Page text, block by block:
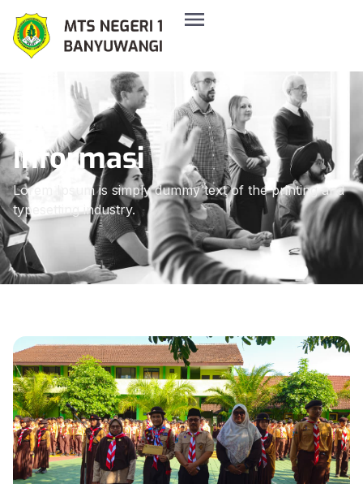
Informasi
Lorem Ipsum is simply dummy text of the printing and
typesetting industry.